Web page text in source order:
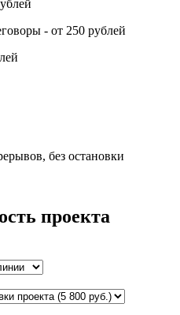
- от 250 рублей
без остановки
проекта